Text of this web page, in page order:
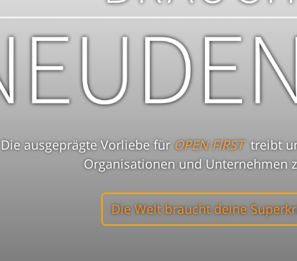
Die ausgeprägte Vorliebe für OPEN FIRSTtreibt
Organisationen und Unternehmen
Die Welt braucht deine